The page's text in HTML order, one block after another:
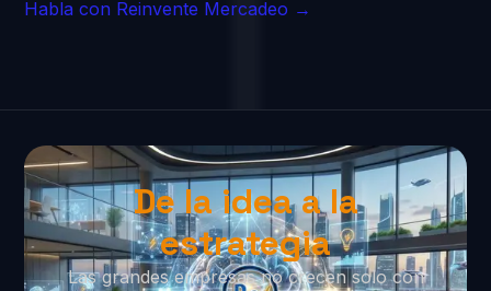
Habla con Reinvente Mercadeo →
De la idea a la
estrategia
Las grandes empresas no crecen solo con